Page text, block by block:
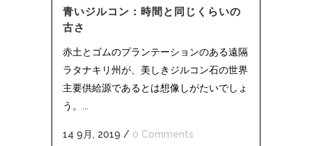
青いジルコン：時間と同じくらいの
古さ
赤土とゴムのプランテーションのある遠隔
ラタナキリ州が、美しきジルコン石の世界
主要供給源であるとは想像しがたいでしょ
う。...
14 9月, 2019 / 0 Comments